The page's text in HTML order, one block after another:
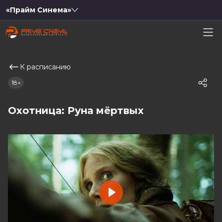
«Прайм Синема»
К расписанию
Охотница: Руна мёртвых
18+
Play